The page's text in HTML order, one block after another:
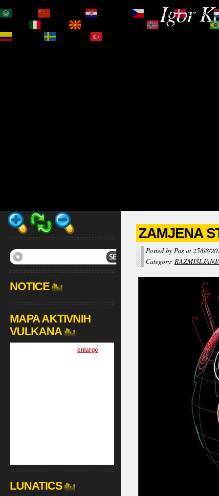
Igor
ZAMJENA
Posted by Pas at 25/08/
Category:
NOTICE
MAPA AKTIVNIH
VULKANA
[enlarge
LUNATICS
Čeština‎
Dansk
Norsk bokmål